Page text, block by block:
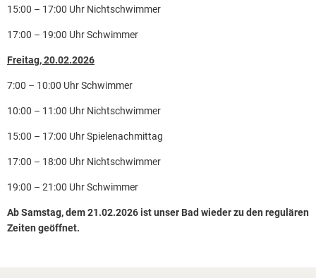
15:00 – 17:00 Uhr Nichtschwimmer
17:00 – 19:00 Uhr Schwimmer
Freitag, 20.02.2026
7:00 – 10:00 Uhr Schwimmer
10:00 – 11:00 Uhr Nichtschwimmer
15:00 – 17:00 Uhr Spielenachmittag
17:00 – 18:00 Uhr Nichtschwimmer
19:00 – 21:00 Uhr Schwimmer
Ab Samstag, dem 21.02.2026 ist unser Bad wieder zu den regulären
Zeiten geöffnet.